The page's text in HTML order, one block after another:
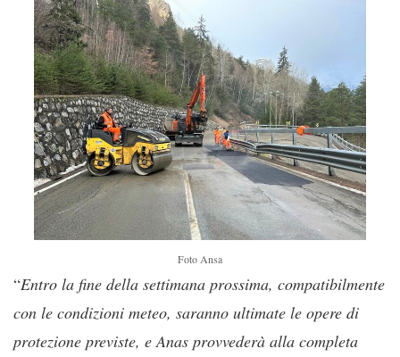
Foto Ansa
“Entro la fine della settimana prossima, compatibilmente
con le condizioni meteo, saranno ultimate le opere di
protezione previste, e Anas provvederà alla completa